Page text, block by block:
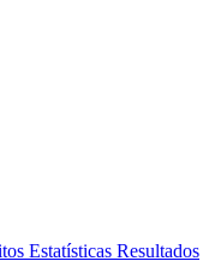
Estatísticas Resultados